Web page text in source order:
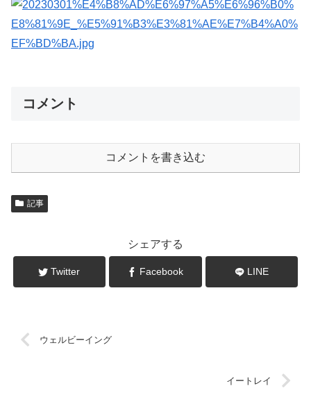
コメント
コメントを書き込む
記事
シェアする
Twitter Facebook LINE
ウェルビーイング
イートレイ